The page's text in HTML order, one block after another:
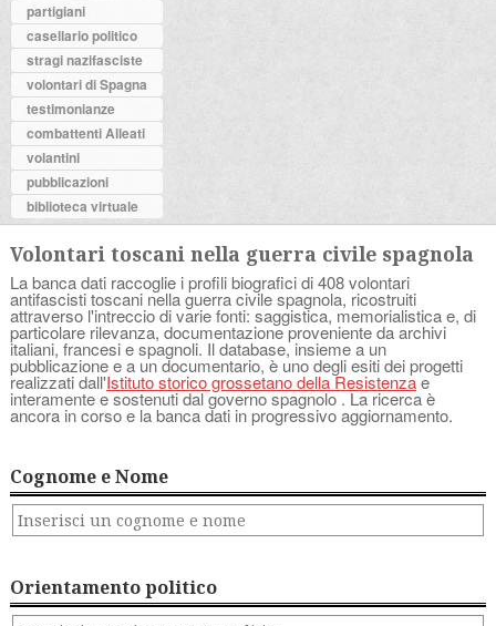
partigiani
casellario politico
stragi nazifasciste
volontari di Spagna
testimonianze
combattenti Alleati
volantini
pubblicazioni
biblioteca virtuale
Volontari toscani nella guerra civile spagnola
La banca dati raccoglie i profili biografici di 408 volontari
antifascisti toscani nella guerra civile spagnola, ricostruiti
attraverso l'intreccio di varie fonti: saggistica, memorialistica e, di
particolare rilevanza, documentazione proveniente da archivi
italiani, francesi e spagnoli. Il database, insieme a un
pubblicazione e a un documentario, è uno degli esiti dei progetti
realizzati dall'Istituto storico grossetano della Resistenzae
interamente e sostenuti dal governo spagnolo . La ricerca è
ancora in corso e la banca dati in progressivo aggiornamento.
Cognome e Nome
Orientamento politico